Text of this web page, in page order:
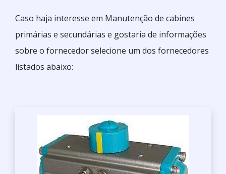
Caso haja interesse em Manutenção de cabines
primárias e secundárias e gostaria de informações
sobre o fornecedor selecione um dos fornecedores
listados abaixo: